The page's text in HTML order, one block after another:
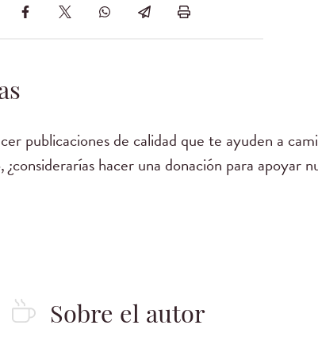
publicaciones de calidad que te ayuden a
hacer una donación para apoyar
Sobre el autor